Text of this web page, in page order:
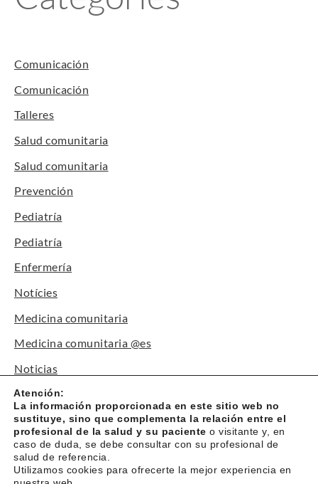
Comunicación
Comunicación
Talleres
Salud comunitaria
Salud comunitaria
Prevención
Pediatría
Pediatría
Enfermería
Notícies
Medicina comunitaria
Medicina comunitaria @es
Noticias
Canal Paciente
Premios y reconocimientos
Trámites
Talleres
Atención:
La información proporcionada en este sitio web no
sustituye, sino que complementa la relación entre el
profesional de la salud y su paciente o visitante y, en
caso de duda, se debe consultar con su profesional de
salud de referencia.
Utilizamos cookies para ofrecerte la mejor experiencia en